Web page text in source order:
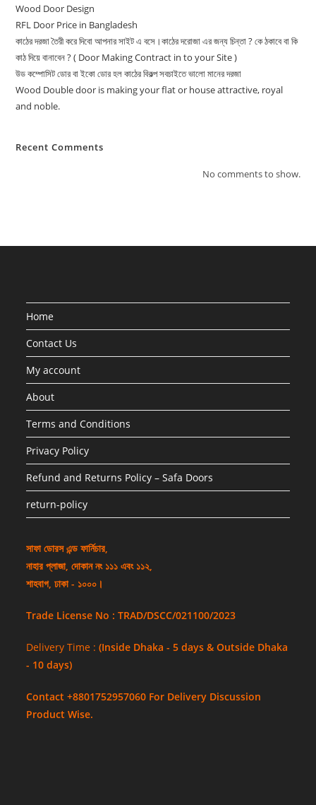
Wood Door Design
RFL Door Price in Bangladesh
কাঠের দরজা তৈরী করে দিবো আপনার সাইট এ বসে।কাঠের দরোজা এর জন্য চিন্তা ? কে ঠকাবে বা কি
কাঠ দিয়ে বানাবেন ? ( Door Making Contract in to your Site )
উড কম্পোসিট ডোর বা ইকো ডোর হল কাঠের বিকল্প সবচাইতে ভালো মানের দরজা
Wood Double door is making your flat or house attractive, royal
and noble.
Recent Comments
No comments to show.
Home
Contact Us
My account
About
Terms and Conditions
Privacy Policy
Refund and Returns Policy – Safa Doors
return-policy
সাফা ডোরস এন্ড ফার্নিচার,
নাহার প্লাজা, দোকান নং ১১১ এবং ১১২,
শাহবাগ, ঢাকা - ১০০০।
Trade License No : TRAD/DSCC/021100/2023
Delivery Time :(Inside Dhaka - 5 days & Outside Dhaka
- 10 days)
Contact +8801752957060 For Delivery Discussion
Product Wise.